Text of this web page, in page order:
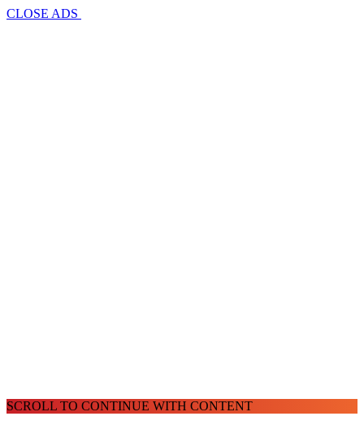
CLOSE ADS
SCROLL TO CONTINUE WITH CONTENT